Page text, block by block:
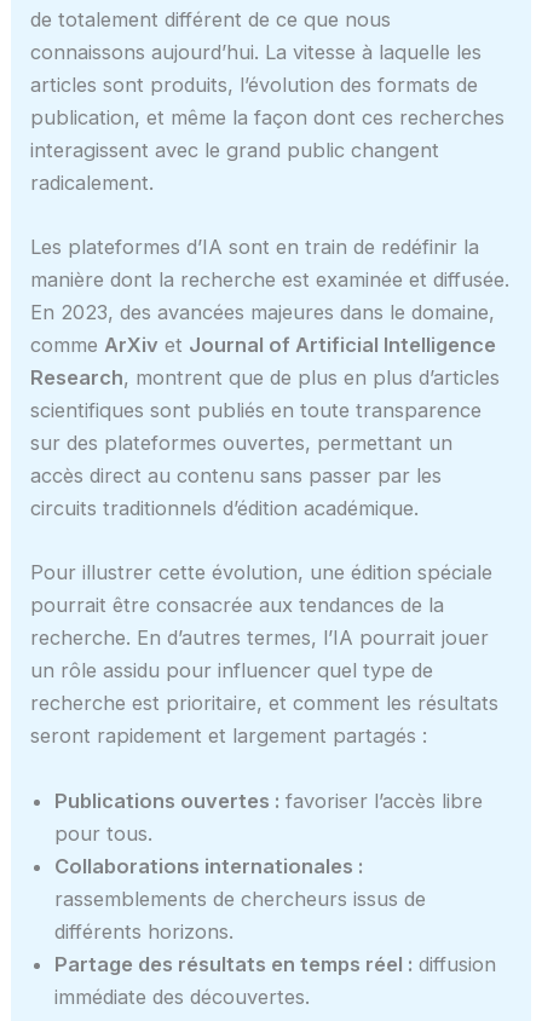
de totalement différent de ce que nous
connaissons aujourd’hui. La vitesse à laquelle les
articles sont produits, l’évolution des formats de
publication, et même la façon dont ces recherches
interagissent avec le grand public changent
radicalement.
Les plateformes d’IA sont en train de redéfinir la
manière dont la recherche est examinée et diffusée.
En 2023, des avancées majeures dans le domaine,
commeArXiv et Journal of Artificial Intelligence
Research, montrent que de plus en plus d’articles
scientifiques sont publiés en toute transparence
sur des plateformes ouvertes, permettant un
accès direct au contenu sans passer par les
circuits traditionnels d’édition académique.
Pour illustrer cette évolution, une édition spéciale
pourrait être consacrée aux tendances de la
recherche. En d’autres termes, l’IA pourrait jouer
un rôle assidu pour influencer quel type de
recherche est prioritaire, et comment les résultats
seront rapidement et largement partagés :
Publications ouvertes : favoriser l’accès libre
pour tous.
Collaborations internationales :
rassemblements de chercheurs issus de
différents horizons.
Partage des résultats en temps réel : diffusion
immédiate des découvertes.